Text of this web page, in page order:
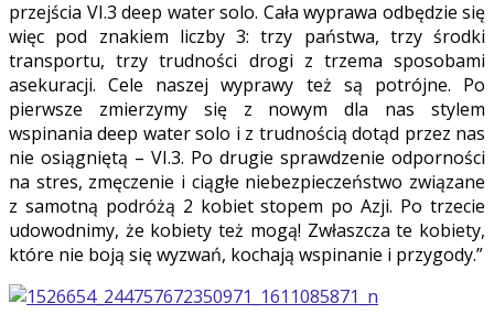
przejścia VI.3 deep water solo. Cała wyprawa odbędzie się
więc pod znakiem liczby 3: trzy państwa, trzy środki
transportu, trzy trudności drogi z trzema sposobami
asekuracji. Cele naszej wyprawy też są potrójne. Po
pierwsze zmierzymy się z nowym dla nas stylem
wspinania deep water solo i z trudnością dotąd przez nas
nie osiągniętą – VI.3. Po drugie sprawdzenie odporności
na stres, zmęczenie i ciągłe niebezpieczeństwo związane
z samotną podróżą 2 kobiet stopem po Azji. Po trzecie
udowodnimy, że kobiety też mogą! Zwłaszcza te kobiety,
które nie boją się wyzwań, kochają wspinanie i przygody.”